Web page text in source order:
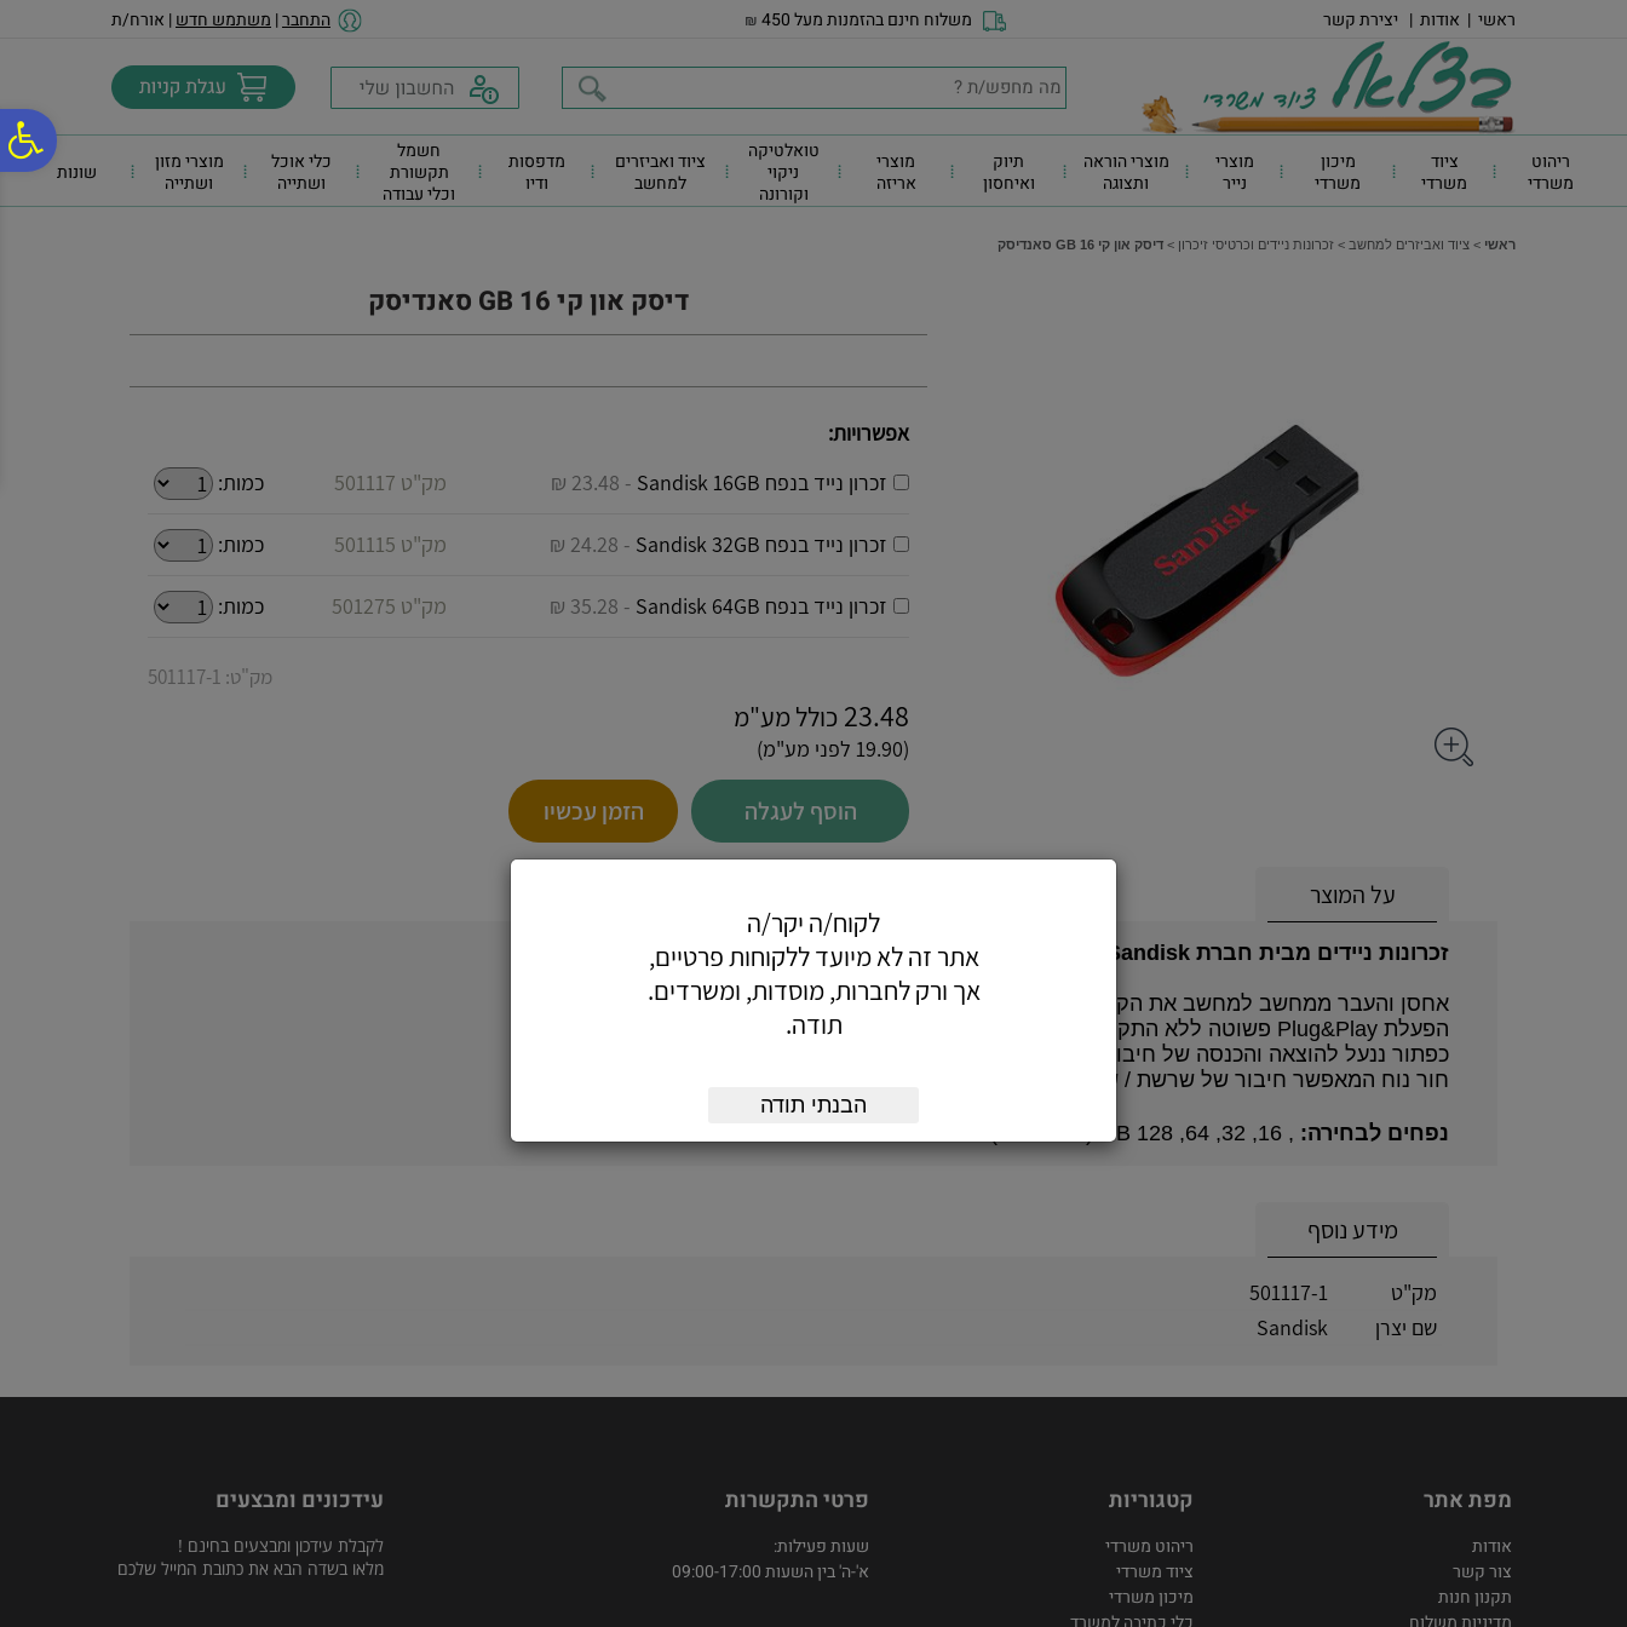
נגישות
אתר
המרכזי
ראשי | אודות | יצירת קשר משלוח חינם בהזמנות מעל 450 ₪ התחבר| משתמש חדש| אורח/ת
ריהוט
משרדי
ציוד
משרדי
מיכון
משרדי
מוצרי
נייר
מוצרי הוראה
ותצוגה
תיוק
ואיחסון
מוצרי
אריזה
טואלטיקה
ניקוי
וקורונה
ציוד ואביזרים
למחשב
מדפסות
ודיו
חשמל
תקשורת
וכלי עבודה
כלי אוכל
ושתייה
מוצרי מזון
ושתייה
שונות
ראשי > ציוד ואביזרים למחשב > זכרונות ניידים וכרטיסי זיכרון > דיסק און קי GB 16 סאנדיסק
דיסק און קי GB 16 סאנדיסק
אפשרויות:
זכרון נייד בנפח Sandisk 16GB
- 23.48 ₪ מק"ט 501117 כמות:
זכרון נייד בנפח Sandisk 32GB - 24.28 ₪ מק"ט 501115 כמות:
זכרון נייד בנפח Sandisk 64GB - 35.28 ₪ מק"ט 501275 כמות:
מק"ט: 501117-1
23.48 כולל מע"מ
(19.90 לפני מע"מ)
הוסף לעגלה הזמן עכשיו
על המוצר
זכרונות ניידים מבית חברת Sandisk.
אחסן והעבר ממחשב למחשב את הקבצים שלך בקלות.
הפעלת Plug&Play פשוטה ללא התקנת דרייברים, פשוט חבר ל-USB והתחל לעבוד.
כפתור ננעל להוצאה והכנסה של חיבור ה-USB של הזיכרון ללא צורך במכסה.
חור נוח המאפשר חיבור של שרשת / שרוך לנשיאה סביב הצוואר.
נפחים לבחירה: , 16, 32, 64, 128 GB (ג'יגה בייט)
מידע נוסף
מק"ט
501117-1
שם יצרן
Sandisk
מפת אתר
אודות
צור קשר
תקנון חנות
קטגוריות
ריהוט משרדי
ציוד משרדי
מיכון משרדי
פרטי התקשרות
שעות פעילות:
א'-ה' בין השעות 09:00-17:00
עידכונים ומבצעים
לקבלת עידכון ומבצעים בחינם !
מלאו בשדה הבא את כתובת המייל שלכם
לקוח/ה יקר/ה
אתר זה לא מיועד ללקוחות פרטיים,
אך ורק לחברות, מוסדות, ומשרדים.
תודה.
הבנתי תודה